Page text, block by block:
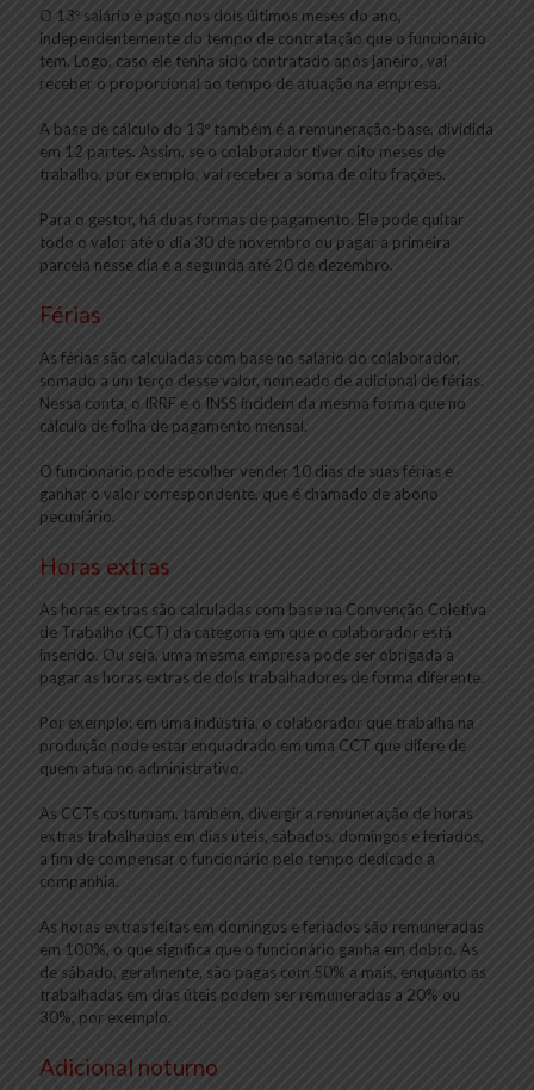
O 13º salário é pago nos dois últimos meses do ano,
independentemente do tempo de contratação que o funcionário
tem. Logo, caso ele tenha sido contratado após janeiro, vai
receber o proporcional ao tempo de atuação na empresa.
A base de cálculo do 13º também é a remuneração-base, dividida
em 12 partes. Assim, se o colaborador tiver oito meses de
trabalho, por exemplo, vai receber a soma de oito frações.
Para o gestor, há duas formas de pagamento. Ele pode quitar
todo o valor até o dia 30 de novembro ou pagar a primeira
parcela nesse dia e a segunda até 20 de dezembro.
Férias
As férias são calculadas com base no salário do colaborador,
somado a um terço desse valor, nomeado de adicional de férias.
Nessa conta, o IRRF e o INSS incidem da mesma forma que no
cálculo de folha de pagamento mensal.
O funcionário pode escolher vender 10 dias de suas férias e
ganhar o valor correspondente, que é chamado de abono
pecuniário.
Horas extras
As horas extras são calculadas com base na Convenção Coletiva
de Trabalho (CCT) da categoria em que o colaborador está
inserido. Ou seja, uma mesma empresa pode ser obrigada a
pagar as horas extras de dois trabalhadores de forma diferente.
Por exemplo: em uma indústria, o colaborador que trabalha na
produção pode estar enquadrado em uma CCT que difere de
quem atua no administrativo.
As CCTs costumam, também, divergir a remuneração de horas
extras trabalhadas em dias úteis, sábados, domingos e feriados,
a fim de compensar o funcionário pelo tempo dedicado à
companhia.
As horas extras feitas em domingos e feriados são remuneradas
em 100%, o que significa que o funcionário ganha em dobro. As
de sábado, geralmente, são pagas com 50% a mais, enquanto as
trabalhadas em dias úteis podem ser remuneradas a 20% ou
30%, por exemplo.
Adicional noturno